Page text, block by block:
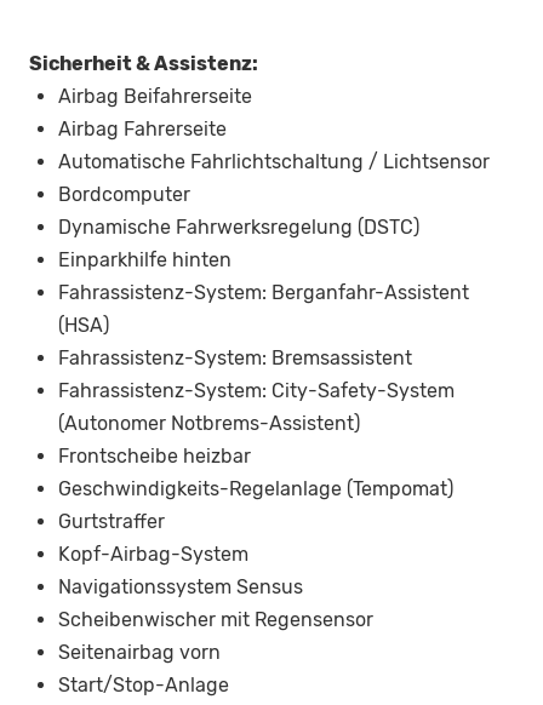
Sicherheit & Assistenz:
Airbag Beifahrerseite
Airbag Fahrerseite
Automatische Fahrlichtschaltung / Lichtsensor
Bordcomputer
Dynamische Fahrwerksregelung (DSTC)
Einparkhilfe hinten
Fahrassistenz-System: Berganfahr-Assistent
(HSA)
Fahrassistenz-System: Bremsassistent
Fahrassistenz-System: City-Safety-System
(Autonomer Notbrems-Assistent)
Frontscheibe heizbar
Geschwindigkeits-Regelanlage (Tempomat)
Gurtstraffer
Kopf-Airbag-System
Navigationssystem Sensus
Scheibenwischer mit Regensensor
Seitenairbag vorn
Start/Stop-Anlage